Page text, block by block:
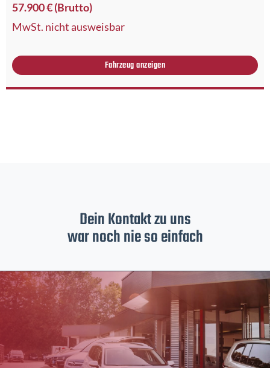
57.900 € (Brutto)
MwSt. nicht ausweisbar
Fahrzeug anzeigen
Dein Kontakt zu uns
war noch nie so einfach